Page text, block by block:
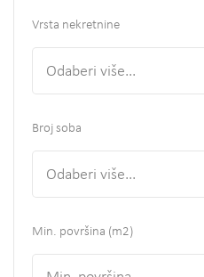
Vrsta nekretnine
Odaberi više...
Broj soba
Odaberi više...
Min. površina (m2)